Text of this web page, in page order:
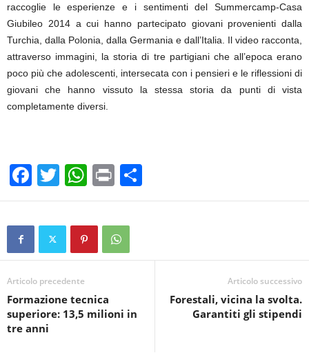
raccoglie le esperienze e i sentimenti del Summercamp-Casa
Giubileo 2014 a cui hanno partecipato giovani provenienti dalla
Turchia, dalla Polonia, dalla Germania e dall’Italia. Il video racconta,
attraverso immagini, la storia di tre partigiani che all’epoca erano
poco più che adolescenti, intersecata con i pensieri e le riflessioni di
giovani che hanno vissuto la stessa storia da punti di vista
completamente diversi.
F
a
c
b
o
o
k
T
wi
tt
W
h
at
s
A
p
Pr
in
t
o
vi
Articolo precedente
Formazione tecnica
superiore: 13,5 milioni in
tre anni
Articolo successivo
Forestali, vicina la svolta.
Garantiti gli stipendi